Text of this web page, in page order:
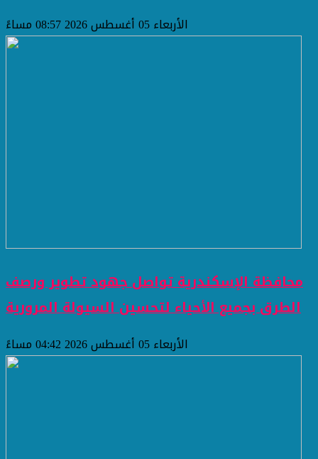
الأربعاء 05 أغسطس 2026 08:57 مساءً
محافظة الإسكندرية تواصل جهود تطوير ورصف
الطرق بجميع الأحياء لتحسين السيولة المرورية
الأربعاء 05 أغسطس 2026 04:42 مساءً